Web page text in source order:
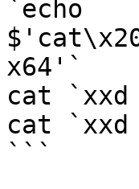
`echo
x64'`
cat `xxd
cat `xxd
```